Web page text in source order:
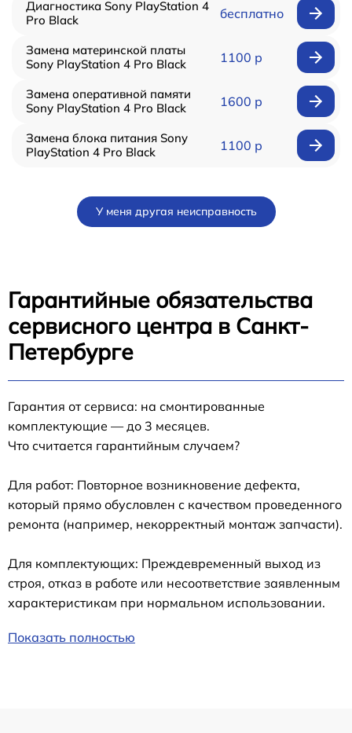
Диагностика Sony PlayStation 4
Pro Black
бесплатно
Замена материнской платы
Sony PlayStation 4 Pro Black
1100 р
Замена оперативной памяти
Sony PlayStation 4 Pro Black
1600 р
Замена блока питания Sony
PlayStation 4 Pro Black
1100 р
У меня другая неисправность
Гарантийные обязательства
сервисного центра в Санкт-
Петербурге
Гарантия от сервиса: на смонтированные
комплектующие — до 3 месяцев.
Что считается гарантийным случаем?
Для работ: Повторное возникновение дефекта,
который прямо обусловлен с качеством проведенного
ремонта (например, некорректный монтаж запчасти).
Для комплектующих: Преждевременный выход из
строя, отказ в работе или несоответствие заявленным
характеристикам при нормальном использовании.
Показать полностью